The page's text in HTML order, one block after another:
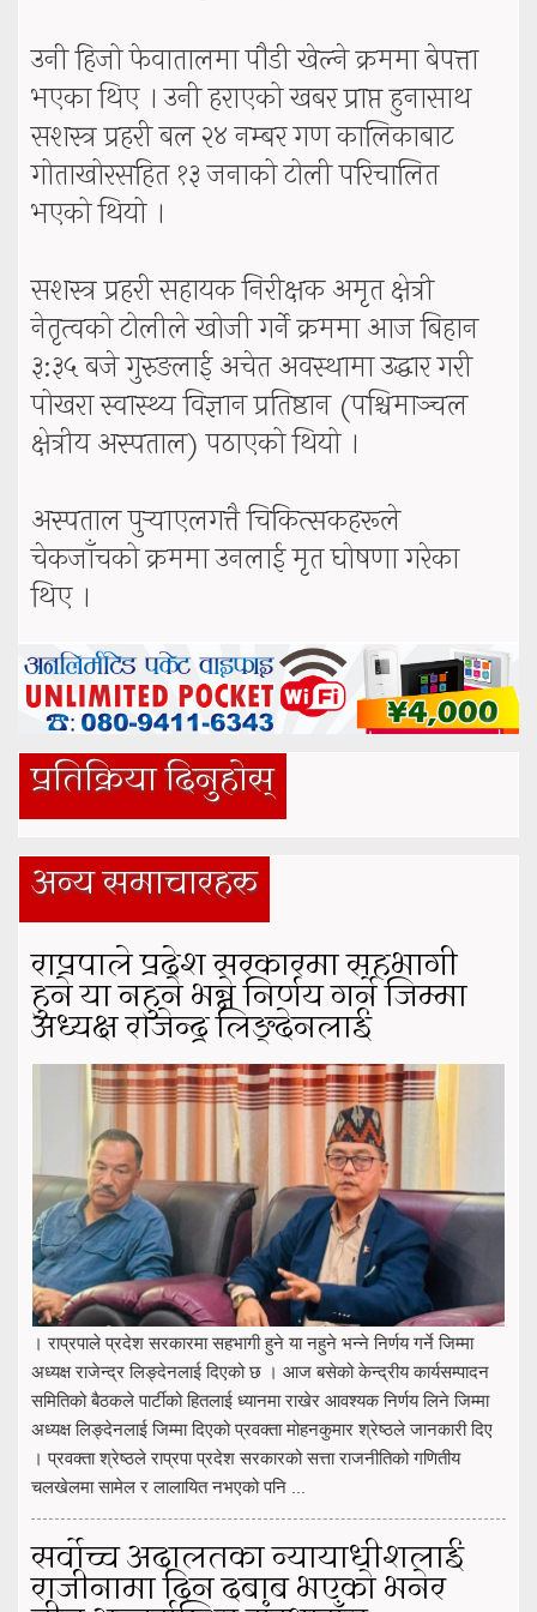
उनी हिजो फेवातालमा पौडी खेल्ने क्रममा बेपत्ता
भएका थिए । उनी हराएको खबर प्राप्त हुनासाथ
सशस्त्र प्रहरी बल २४ नम्बर गण कालिकाबाट
गोताखोरसहित १३ जनाको टोली परिचालित
भएको थियो ।
सशस्त्र प्रहरी सहायक निरीक्षक अमृत क्षेत्री
नेतृत्वको टोलीले खोजी गर्ने क्रममा आज बिहान
३:३५ बजे गुरुङलाई अचेत अवस्थामा उद्धार गरी
पोखरा स्वास्थ्य विज्ञान प्रतिष्ठान (पश्चिमाञ्चल
क्षेत्रीय अस्पताल) पठाएको थियो ।
अस्पताल पुर्‍याएलगत्तै चिकित्सकहरूले
चेकजाँचको क्रममा उनलाई मृत घोषणा गरेका
थिए ।
प्रतिक्रिया दिनुहोस्
अन्य समाचारहरु
राप्रपाले प्रदेश सरकारमा सहभागी
हुने या नहुने भन्ने निर्णय गर्ने जिम्मा
अध्यक्ष राजेन्द्र लिङ्देनलाई
। राप्रपाले प्रदेश सरकारमा सहभागी हुने या नहुने भन्ने निर्णय गर्ने जिम्मा
अध्यक्ष राजेन्द्र लिङ्देनलाई दिएको छ । आज बसेको केन्द्रीय कार्यसम्पादन
समितिको बैठकले पार्टीको हितलाई ध्यानमा राखेर आवश्यक निर्णय लिने जिम्मा
अध्यक्ष लिङ्देनलाई जिम्मा दिएको प्रवक्ता मोहनकुमार श्रेष्ठले जानकारी दिए
। प्रवक्ता श्रेष्ठले राप्रपा प्रदेश सरकारको सत्ता राजनीतिको गणितीय
चलखेलमा सामेल र लालायित नभएको पनि ...
सर्वोच्च अदालतका न्यायाधीशलाई
राजीनामा दिन दबाब भएको भनेर